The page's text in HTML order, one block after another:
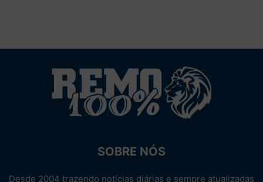
SOBRE NÓS
Desde 2004 trazendo notícias diárias e sempre atualizadas